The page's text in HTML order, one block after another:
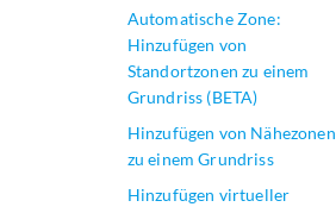
Automatische Zone:
Hinzufügen von
Standortzonen zu einem
Grundriss (BETA)
Hinzufügen von Nähezonen
zu einem Grundriss
Hinzufügen virtueller